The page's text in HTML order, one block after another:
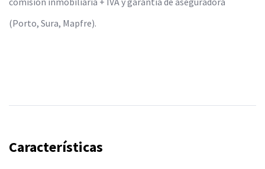
(Porto, Sura, Mapfre).
Características